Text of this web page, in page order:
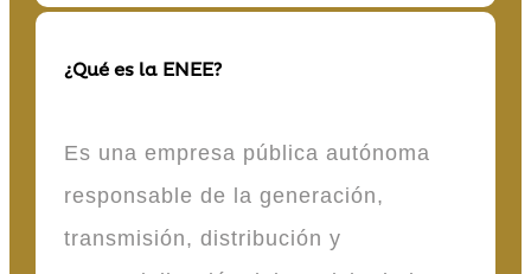
¿Qué es la ENEE?
Es una empresa pública autónoma
responsable de la generación,
transmisión, distribución y